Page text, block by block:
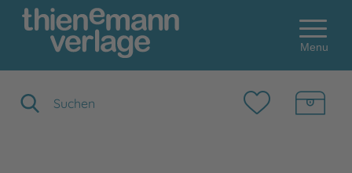
Menu